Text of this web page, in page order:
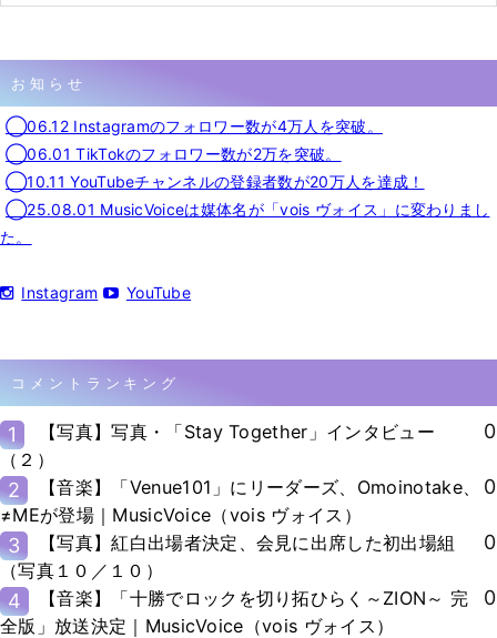
お知らせ
◯06.12 Instagramのフォロワー数が4万人を突破。
◯06.01 TikTokのフォロワー数が2万を突破。
◯10.11 YouTubeチャンネルの登録者数が20万人を達成！
◯25.08.01 MusicVoiceは媒体名が「vois ヴォイス」に変わりまし
た。
Instagram YouTube
コメントランキング
1
【写真】写真・「Stay Together」インタビュー
（２）
0
2
【音楽】「Venue101」にリーダーズ、Omoinotake、
≠MEが登場｜MusicVoice（vois ヴォイス）
0
3
【写真】紅白出場者決定、会見に出席した初出場組
（写真１０／１０）
0
4
【音楽】「十勝でロックを切り拓ひらく～ZION～ 完
全版」放送決定｜MusicVoice（vois ヴォイス）
0